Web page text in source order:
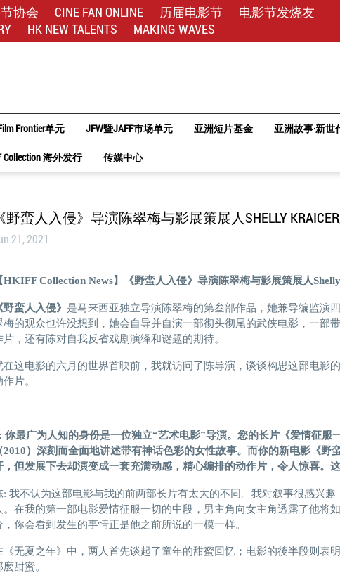
协会 CINE FAN ONLINE 历届电影节
电影节发烧友
HK NEW TALENTS MAKING WAVES
Frontier单元 JFW暨JAFF市场单元 亚洲短片基金 亚洲故事·新世
Collection 海外发行 传媒中心
野蛮人入侵》导演陈翠梅与影展策展人SHELLY
21, 2021
HKIFF Collection News】《野蛮人入侵》导演陈翠梅与影展策展人
野蛮人入侵》 是马来西亚独立导演陈翠梅的第叁部作品，她兼导编监演
梅的观众也许没想到，她会自导并自演一部彻头彻尾的武侠电影，一部
片，还有陈对自我反省戏剧演绎和谜题的期待。
在这电影的六月的世界首映前，我就访问了陈导演，谈谈构思这部电影
作片。
你最广为人知的身份是一位独立“艺术电影”导演。您的长片《爱情征服
2010） 深刻而全面地讲述带有神话色彩的女性故事。 而你的新电影《野
，但发展下去却演变成一套充满动感 ，精心编排的动作片，令人惊喜。
: 我不认为这部电影与我的前两部长片有太大的不同。我对叙事很感兴
。在我的第一部电影爱情征服一切的中段，男主角向女主角透露了他将
，你会看到发生的事情正是他之前所说的一模一样。
《无夏之年》中，两人首先谈起了童年的甜蜜回忆；电影的後半段则表
麽甜蜜。